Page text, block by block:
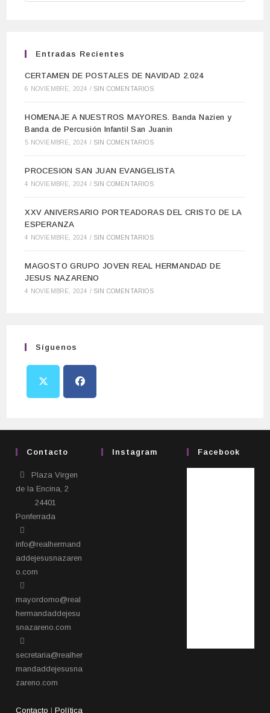
Entradas Recientes
CERTAMEN DE POSTALES DE NAVIDAD 2.024
6 NOVIEMBRE, 2024 / SIN COMENTARIOS
HOMENAJE A NUESTROS MAYORES. Banda Nazien y
Banda de Percusión Infantil San Juanin
5 NOVIEMBRE, 2024 / SIN COMENTARIOS
PROCESION SAN JUAN EVANGELISTA
4 NOVIEMBRE, 2024 / SIN COMENTARIOS
XXV ANIVERSARIO PORTEADORAS DEL CRISTO DE LA
ESPERANZA
4 NOVIEMBRE, 2024 / SIN COMENTARIOS
MAGOSTO GRUPO JOVEN REAL HERMANDAD DE
JESUS NAZARENO
4 NOVIEMBRE, 2024 / SIN COMENTARIOS
Síguenos
Contacto
Plaza Virgen
de la Encina, 2
24401
Ponferrada​
info@realhermand
addejesusnazaren
o.com
mayordomo@real
hermandaddejesu
snazareno.com
secretaria@realher
mandaddejesusna
zareno.com
Contacto |Política
Instagram Facebook